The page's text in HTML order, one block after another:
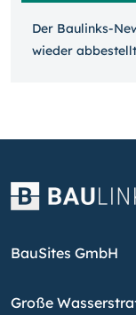
Der Baulinks-
wieder
BauSites GmbH
Große